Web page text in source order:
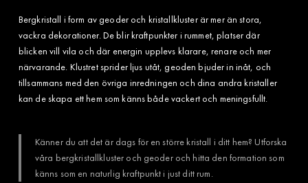
Bergkristall i form av geoder och kristallkluster är mer än stora,
vackra dekorationer. De blir kraftpunkter i rummet, platser där
blicken vill vila och där energin upplevs klarare, renare och mer
närvarande. Klustret sprider ljus utåt, geoden bjuder in inåt, och
tillsammans med den övriga inredningen och dina andra kristaller
kan de skapa ett hem som känns både vackert och meningsfullt.
Känner du att det är dags för en större kristall i ditt hem? Utforska
våra bergkristallkluster och geoder och hitta den formation som
känns som en naturlig kraftpunkt i just ditt rum.